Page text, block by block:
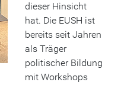
dieser Hinsicht
hat. Die EUSH ist
bereits seit Jahren
als Träger
politischer Bildung
mit Workshops